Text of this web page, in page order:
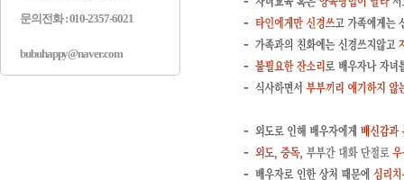
문의전화 : 010-2357-6021
bubuhappy@naver.com